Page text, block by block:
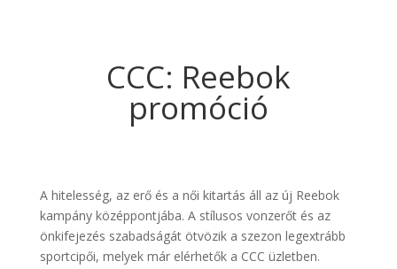
CCC: Reebok
promóció
A hitelesség, az erő és a női kitartás áll az új Reebok
kampány középpontjába. A stílusos vonzerőt és az
önkifejezés szabadságát ötvözik a szezon legextrább
sportcipői, melyek már elérhetők a CCC üzletben.